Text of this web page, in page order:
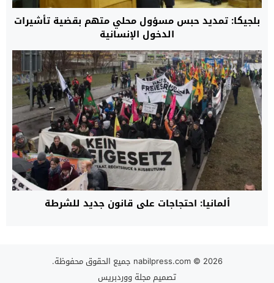
بلجيكا: تمديد حبس مسؤول محلي متهم بقضية تأشيرات
الدخول الإنسانية
ألمانيا: احتجاجات على قانون جديد للشرطة
nabilpress.com© 2026 جميع الحقوق محفوظة.
تصميممجلة ووردبريس